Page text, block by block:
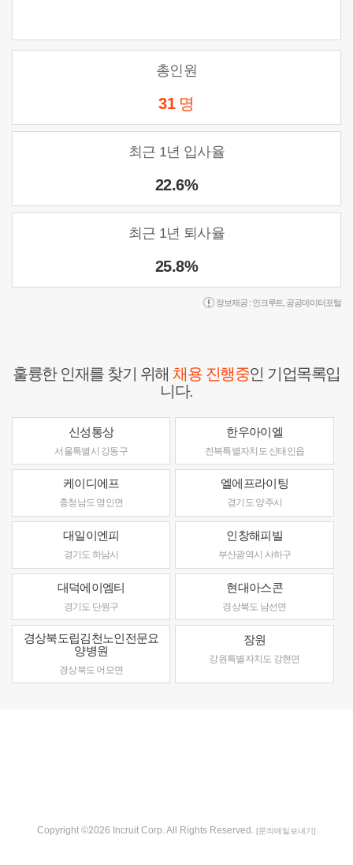
총인원
31 명
최근 1년 입사율
22.6%
최근 1년 퇴사율
25.8%
정보제공 : 인크루트 공공데이터포털
훌륭한 인재를 찾기 위해채용 진행중인 기업목록입
니다.
신성통상
서울특별시 강동구
한우아이엘
전북특별자치도 신태인읍
케이디에프
충청남도 영인면
엘에프라이팅
경기도 양주시
대일이엔피
경기도 하남시
인창해피빌
부산광역시 사하구
대덕에이엠티
경기도 단원구
현대아스콘
경상북도 남선면
경상북도립김천노인전문요
양병원
경상북도 어모면
장원
강원특별자치도 강현면
Copyright ©2026 Incruit Corp. All Rights Reserved. [문의메일보내기]